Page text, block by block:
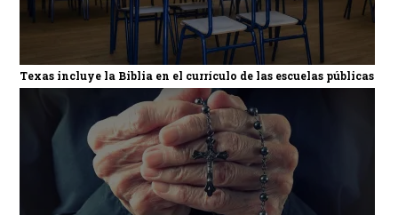
Texas incluye la Biblia en el currículo de las escuelas públicas